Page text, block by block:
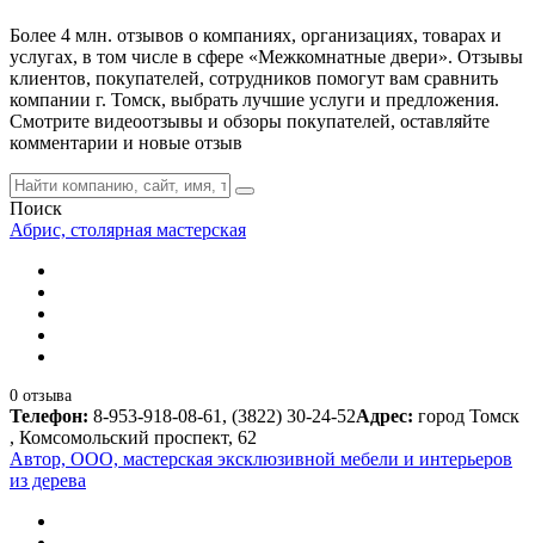
Более 4 млн. отзывов о компаниях, организациях, товарах и
услугах, в том числе в сфере «Межкомнатные двери». Отзывы
клиентов, покупателей, сотрудников помогут вам сравнить
компании г. Томск, выбрать лучшие услуги и предложения.
Смотрите видеоотзывы и обзоры покупателей, оставляйте
комментарии и новые отзыв
Поиск
Абрис, столярная мастерская
0 отзыва
Телефон: 8-953-918-08-61, (3822) 30-24-52Адрес: город Томск
, Комсомольский проспект, 62
Автор, ООО, мастерская эксклюзивной мебели и интерьеров
из дерева